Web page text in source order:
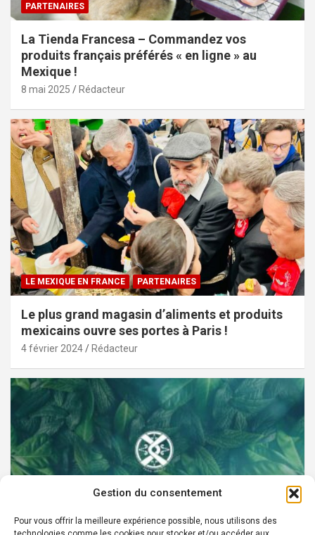
Gestion du consentement
Pour vous offrir la meilleure expérience possible, nous utilisons des
PARTENAIRES
La Tienda Francesa – Commandez vos
produits français préférés « en ligne » au
Mexique !
8 mai 2025 Rédacteur
LE MEXIQUE EN FRANCE PARTENAIRES
Le plus grand magasin d’aliments et produits
mexicains ouvre ses portes à Paris !
4 février 2024 Rédacteur